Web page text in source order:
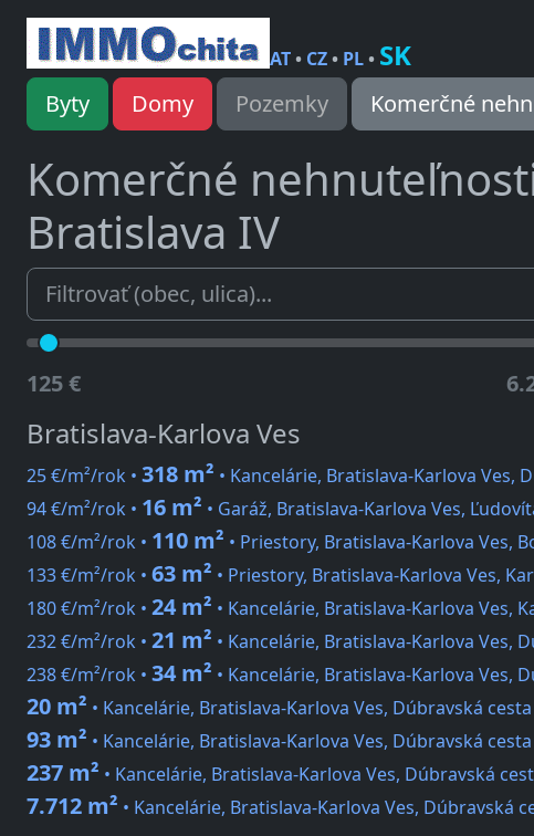
AT• CZ• PL• SK
Byty Domy Pozemky Komerčné
Komerčné
Bratislava IV
125 €
Bratislava-Karlova Ves
25 €/m²/rok • 318 m² • Kancelárie, Bratislava-Karlova Ves,
94 €/m²/rok • 16 m² • Garáž, Bratislava-Karlova Ves,
108 €/m²/rok • 110 m² • Priestory, Bratislava-Karlova Ves,
133 €/m²/rok • 63 m² • Priestory, Bratislava-Karlova Ves,
180 €/m²/rok • 24 m² • Kancelárie, Bratislava-Karlova Ves,
232 €/m²/rok • 21 m² • Kancelárie, Bratislava-Karlova Ves,
238 €/m²/rok • 34 m² • Kancelárie, Bratislava-Karlova Ves,
20 m² • Kancelárie, Bratislava-Karlova Ves, Dúbravská cesta
93 m² • Kancelárie, Bratislava-Karlova Ves, Dúbravská cesta
237 m² • Kancelárie, Bratislava-Karlova Ves, Dúbravská
7.712 m² • Kancelárie, Bratislava-Karlova Ves, Dúbravská